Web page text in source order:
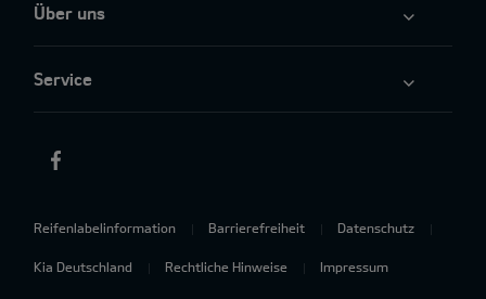
Über uns
Service
Reifenlabelinformation Barrierefreiheit Datenschutz
Kia Deutschland Rechtliche Hinweise Impressum